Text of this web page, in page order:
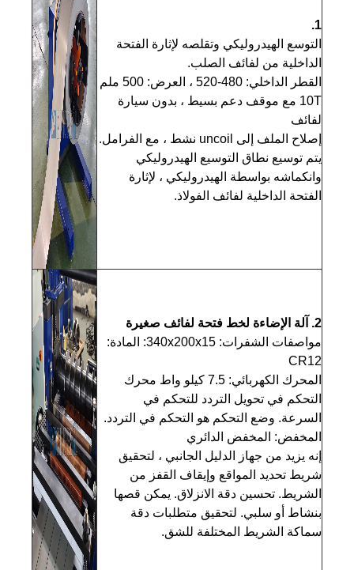
1.
التوسع الهيدروليكي وتقلصه لإثارة الفتحة
الداخلية من لفائف الصلب.
القطر الداخلي: 480-520 ، العرض: 500 ملم
10T مع موقف دعم بسيط ، بدون سيارة
لفائف
إصلاح الملف إلى uncoil نشط ، مع الفرامل.
يتم توسيع نطاق التوسيع الهيدروليكي
وانكماشه بواسطة الهيدروليكي ، لإثارة
الفتحة الداخلية لفائف الفولاذ.
2. آلة الإضاءة لخط فتحة لفائف صغيرة
مواصفات الشفرات: 340x200x15: المادة:
CR12
المحرك الكهربائي: 7.5 كيلو واط محرك
التحكم في تحويل التردد للتحكم في
السرعة. وضع التحكم هو التحكم في التردد.
المخفض: المخفض الدائري
إنه يزيد من جهاز الدليل الجانبي ، لتحقيق
شريط تحديد المواقع وإيقاف القفز من
الشريط. تحسين دقة الانزلاق. يمكن قصها
بنشاط أو سلبي. لتحقيق متطلبات دقة
سماكة الشريط المختلفة للشق.